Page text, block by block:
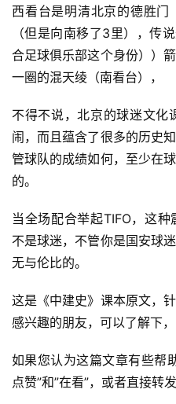
I
实
干
群
西看台是明清北京的德胜门
（但是向南移了3里），传
合足球俱乐部这个身份））
一圈的混天绫（南看台），
不得不说，北京的球迷文化
闹，而且蕴含了很多的历史
管球队的成绩如何，至少在
的。
当全场配合举起TIFO，这
不是球迷，不管你是国安球
无与伦比的。
这是《中建史》课本原文，
感兴趣的朋友，可以了解下，
如果您认为这篇文章有些帮
点赞”和”在看”，或者直接转